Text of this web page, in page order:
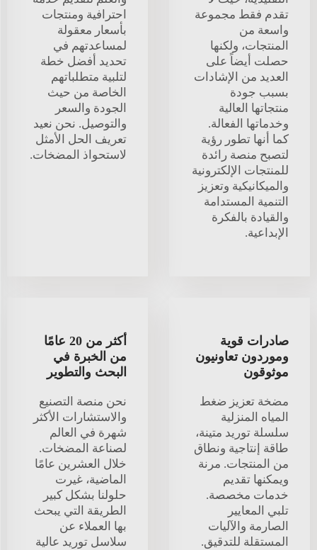
تقدم فقط مجموعة
واسعة من
المنتجات، ولكنها
حصلت أيضاً على
العديد من الإشادات
بسبب جودة
منتجاتها العالية
وخدماتها الفعالة.
كما أنها تطور رؤية
لتصبح منصة رائدة
للمنتجات الإلكترونية
والميكانيكية وتعزيز
التنمية المستدامة
والقيادة بالفكرة
الإبداعية.
احترافية ومنتجات
بأسعار معقولة
لمساعدتهم في
تحديد أفضل خطة
لتلبية متطلباتهم
الخاصة من حيث
الجودة والسعر
والتوصيل. نحن نعيد
تعريف الحل الأمثل
لاستحواذ المضخات.
صادرات قوية
وموردون تعاونيون
موثوقون
مضخة تعزيز ضغط
المياه المنزلية
سلسلة توريد متينة،
طاقة إنتاجية ونطاق
من المنتجات. مرنة
ويمكنها تقديم
خدمات مخصصة.
تلبي المعايير
الصارمة والآليات
المستقلة للتدقيق.
أكثر من 20 عامًا
من الخبرة في
البحث والتطوير
نحن منصة التصنيع
والاستشارات الأكثر
شهرة في العالم
لصناعة المضخات.
خلال العشرين عامًا
الماضية، غيرت
حلولنا بشكل كبير
الطريقة التي يبحث
بها العملاء عن
سلاسل توريد عالية